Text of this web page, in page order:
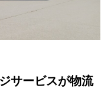
サービスが物流